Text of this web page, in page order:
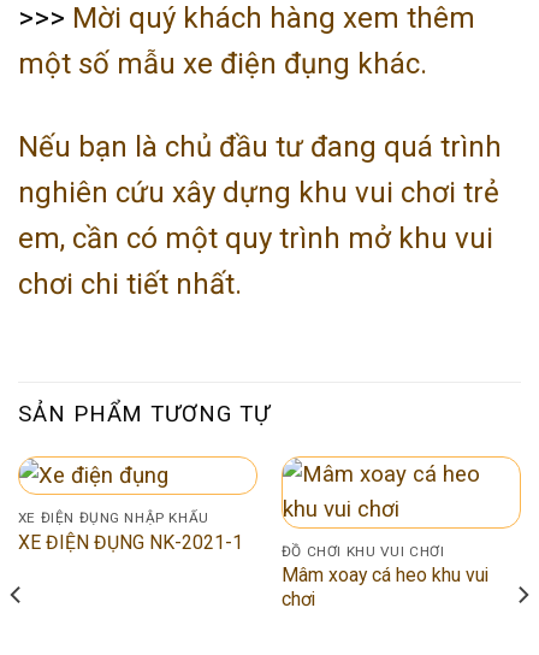
>>> Mời quý khách hàng xem thêm
một số mẫu xe điện đụng khác.
Nếu bạn là chủ đầu tư đang quá trình
nghiên cứu xây dựng khu vui chơi trẻ
em, cần có một quy trình mở khu vui
chơi chi tiết nhất.
SẢN PHẨM TƯƠNG TỰ
XE ĐIỆN ĐỤNG NHẬP KHẨU
XE ĐIỆN ĐỤNG NK-2021-1 ĐỒ CHƠI KHU VUI CHƠI
Mâm xoay cá heo khu vui
chơi